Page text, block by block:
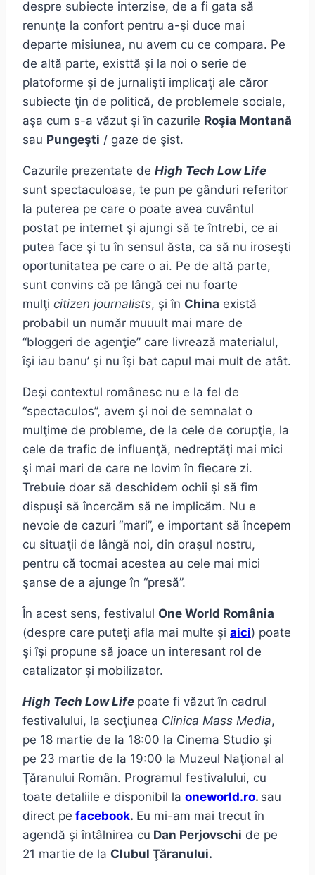
despre subiecte interzise, de a fi gata să
renunţe la confort pentru a-şi duce mai
departe misiunea, nu avem cu ce compara. Pe
de altă parte, existtă şi la noi o serie de
platoforme şi de jurnalişti implicaţi ale căror
subiecte ţin de politică, de problemele sociale,
aşa cum s-a văzut şi în cazurile Roşia Montană
sau Pungeşti / gaze de şist.
Cazurile prezentate de High Tech Low Life
sunt spectaculoase, te pun pe gânduri referitor
la puterea pe care o poate avea cuvântul
postat pe internet şi ajungi să te întrebi, ce ai
putea face şi tu în sensul ăsta, ca să nu iroseşti
oportunitatea pe care o ai. Pe de altă parte,
sunt convins că pe lângă cei nu foarte
mulţi citizen journalists, şi în China există
probabil un număr muuult mai mare de
“bloggeri de agenţie” care livrează materialul,
îşi iau banu’ şi nu îşi bat capul mai mult de atât.
Deşi contextul românesc nu e la fel de
“spectaculos”, avem şi noi de semnalat o
mulţime de probleme, de la cele de corupţie, la
cele de trafic de influenţă, nedreptăţi mai mici
şi mai mari de care ne lovim în fiecare zi.
Trebuie doar să deschidem ochii şi să fim
dispuşi să încercăm să ne implicăm. Nu e
nevoie de cazuri “mari”, e important să începem
cu situaţii de lângă noi, din oraşul nostru,
pentru că tocmai acestea au cele mai mici
şanse de a ajunge în “presă”.
În acest sens, festivalul One World România
(despre care puteţi afla mai multe şi aici) poate
şi îşi propune să joace un interesant rol de
catalizator şi mobilizator.
High Tech Low Life poate fi văzut în cadrul
festivalului, la secţiunea Clinica Mass Media,
pe 18 martie de la 18:00 la Cinema Studio şi
pe 23 martie de la 19:00 la Muzeul Naţional al
Ţăranului Român. Programul festivalului, cu
toate detaliile e disponibil la oneworld.ro. sau
direct pe facebook. Eu mi-am mai trecut în
agendă şi întâlnirea cu Dan Perjovschi de pe
21 martie de la Clubul Ţăranului.